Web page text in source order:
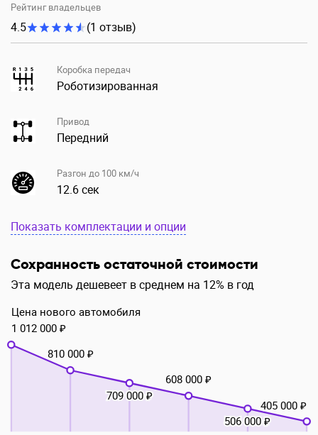
Рейтинг владельцев
4.5 (1 отзыв)
Коробка передач
Роботизированная
Привод
Передний
Разгон до 100 км/ч
12.6 сек
Показать комплектации и опции
Сохранность остаточной стоимости
Эта модель дешевеет в среднем на 12% в год
Цена нового автомобиля
1 012 000 ₽
810 000 ₽
709 000 ₽
608 000 ₽
506 000 ₽
405 000 ₽